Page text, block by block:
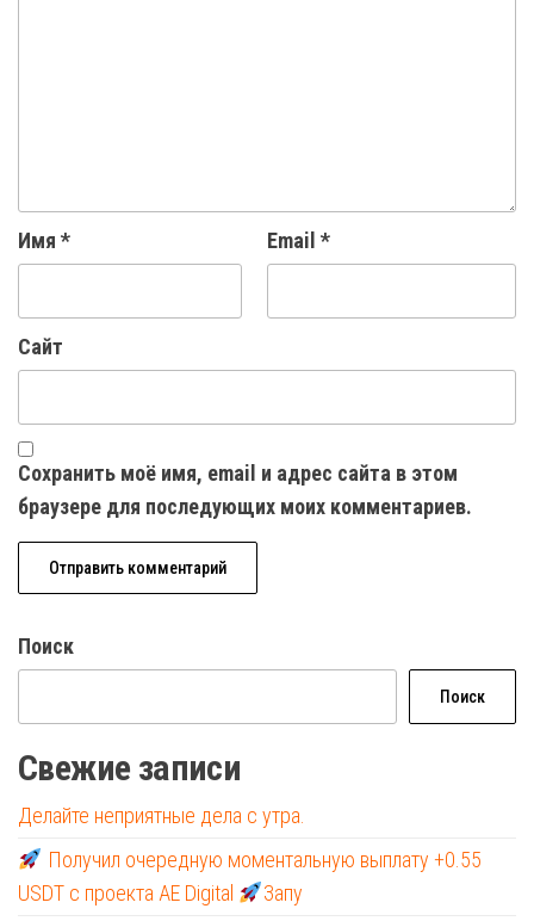
Имя * Email *
Сайт
Сохранить моё имя, email и адрес сайта в этом
браузере для последующих моих комментариев.
Поиск
Поиск
Свежие записи
Делайте неприятные дела с утра.
Получил очередную моментальную выплату +0.55
USDT с проекта AE Digital
Запу